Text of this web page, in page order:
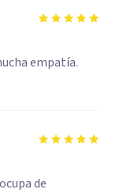
empatía.
de